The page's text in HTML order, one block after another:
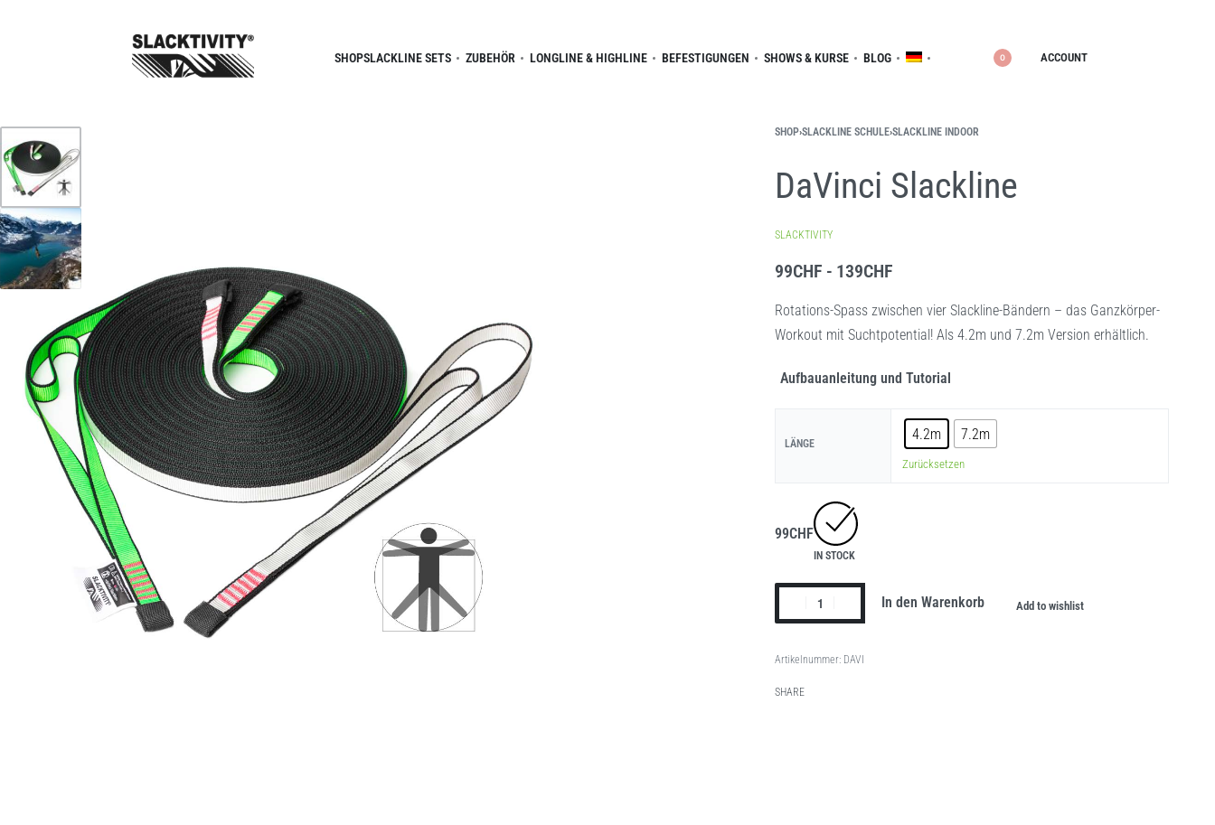
SHOPSLACKLINE SETS ZUBEHÖR LONGLINE & HIGHLINE BEFESTIGUNGEN SHOWS & KURSE BLOG 0 ACCOUNT
SHOP›SLACKLINE SCHULE›SLACKLINE INDOOR
DaVinci Slackline
SLACKTIVITY
99CHF 139CHF
Rotations-Spass zwischen vier Slackline-Bändern – das Ganzkörper-
Workout mit Suchtpotential! Als 4.2m und 7.2m Version erhältlich.
Aufbauanleitung und Tutorial
LÄNGE
4.2m 7.2m
Zurücksetzen
99CHF
IN STOCK
In den Warenkorb Add to wishlist
DAVI
SHARE